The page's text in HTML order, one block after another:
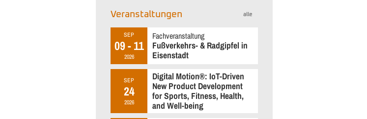
alle
Veranstaltungen
SEP
09 - 11
2026
Fachveranstaltung
Fußverkehrs- & Radgipfel in
Eisenstadt
SEP
24
2026
Digital Motion®: IoT-Driven
New Product Development
for Sports, Fitness, Health,
and Well-being